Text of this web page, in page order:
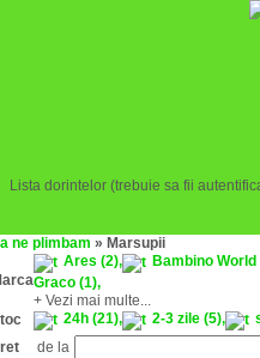
Lista dorintelor (trebuie sa fii
ne plimbam » Marsupii
Ares (2),
Bambino World
Graco (1),
+ Vezi mai multe...
24h (21), 2-3 zile (5),
de la